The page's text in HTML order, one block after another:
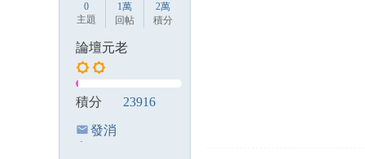
0
主題
1萬
回帖
2萬
積分
論壇元老
積分 23916
發消